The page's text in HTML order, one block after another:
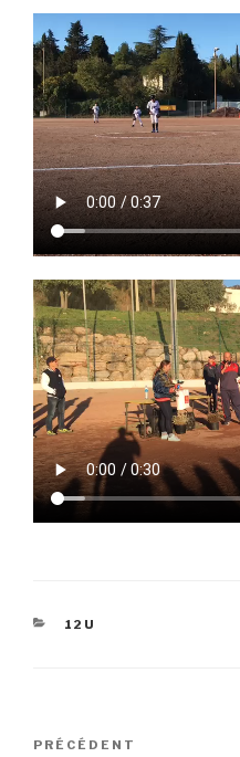
CATÉGORIES
12U
Navigation
Article
PRÉCÉDENT